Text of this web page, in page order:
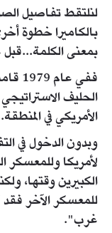
لنلتقط تفاصيل
بالكاميرا خطوة
بمعنى
ففي
الحليف
الأمريكي في المنطقة.
وبدون الدخول في
لأمريكا وللمعسكر
الكبيرين وقتها،
للمعسكر الآخر
غرب".